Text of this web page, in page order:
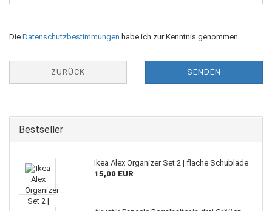
Die Datenschutzbestimmungen habe ich zur Kenntnis genommen.
ZURÜCK SENDEN
Bestseller
Ikea Alex Organizer Set 2 | flache Schublade
15,00 EUR